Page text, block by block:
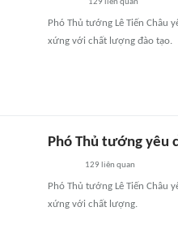
129 liên quan
Phó Thủ tướng Lê Tiến Châu
xứng với chất lượng đào tạo.
Phó Thủ tướng yêu
129 liên quan
Phó Thủ tướng Lê Tiến Châu
xứng với chất lượng.